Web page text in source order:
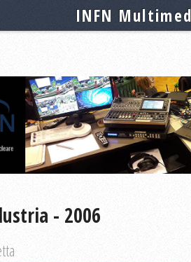
- 2006
INFN